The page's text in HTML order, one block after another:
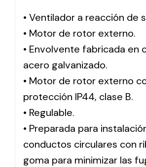
Variedad de soluciones solares para
de necesidades.
Solar lighting
Variety of solar solutions for all kinds
• Ventilador a reacción de
• Motor de rotor externo.
• Envolvente fabricada en
acero galvanizado.
• Motor de rotor externo
protección IP44, clase B.
• Regulable.
• Preparada para
conductos circulares con
goma para minimizar las